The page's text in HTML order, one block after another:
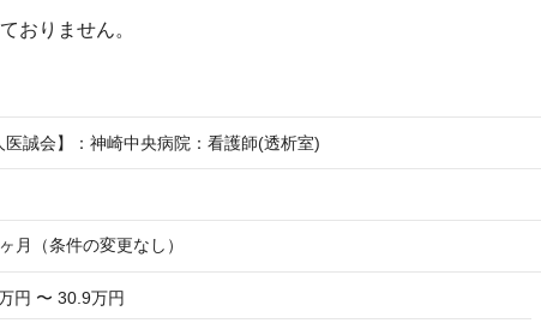
おりません。
医誠会】：神崎中央病院：看護師(透析室)
月（条件の変更なし）
円 〜 30.9万円